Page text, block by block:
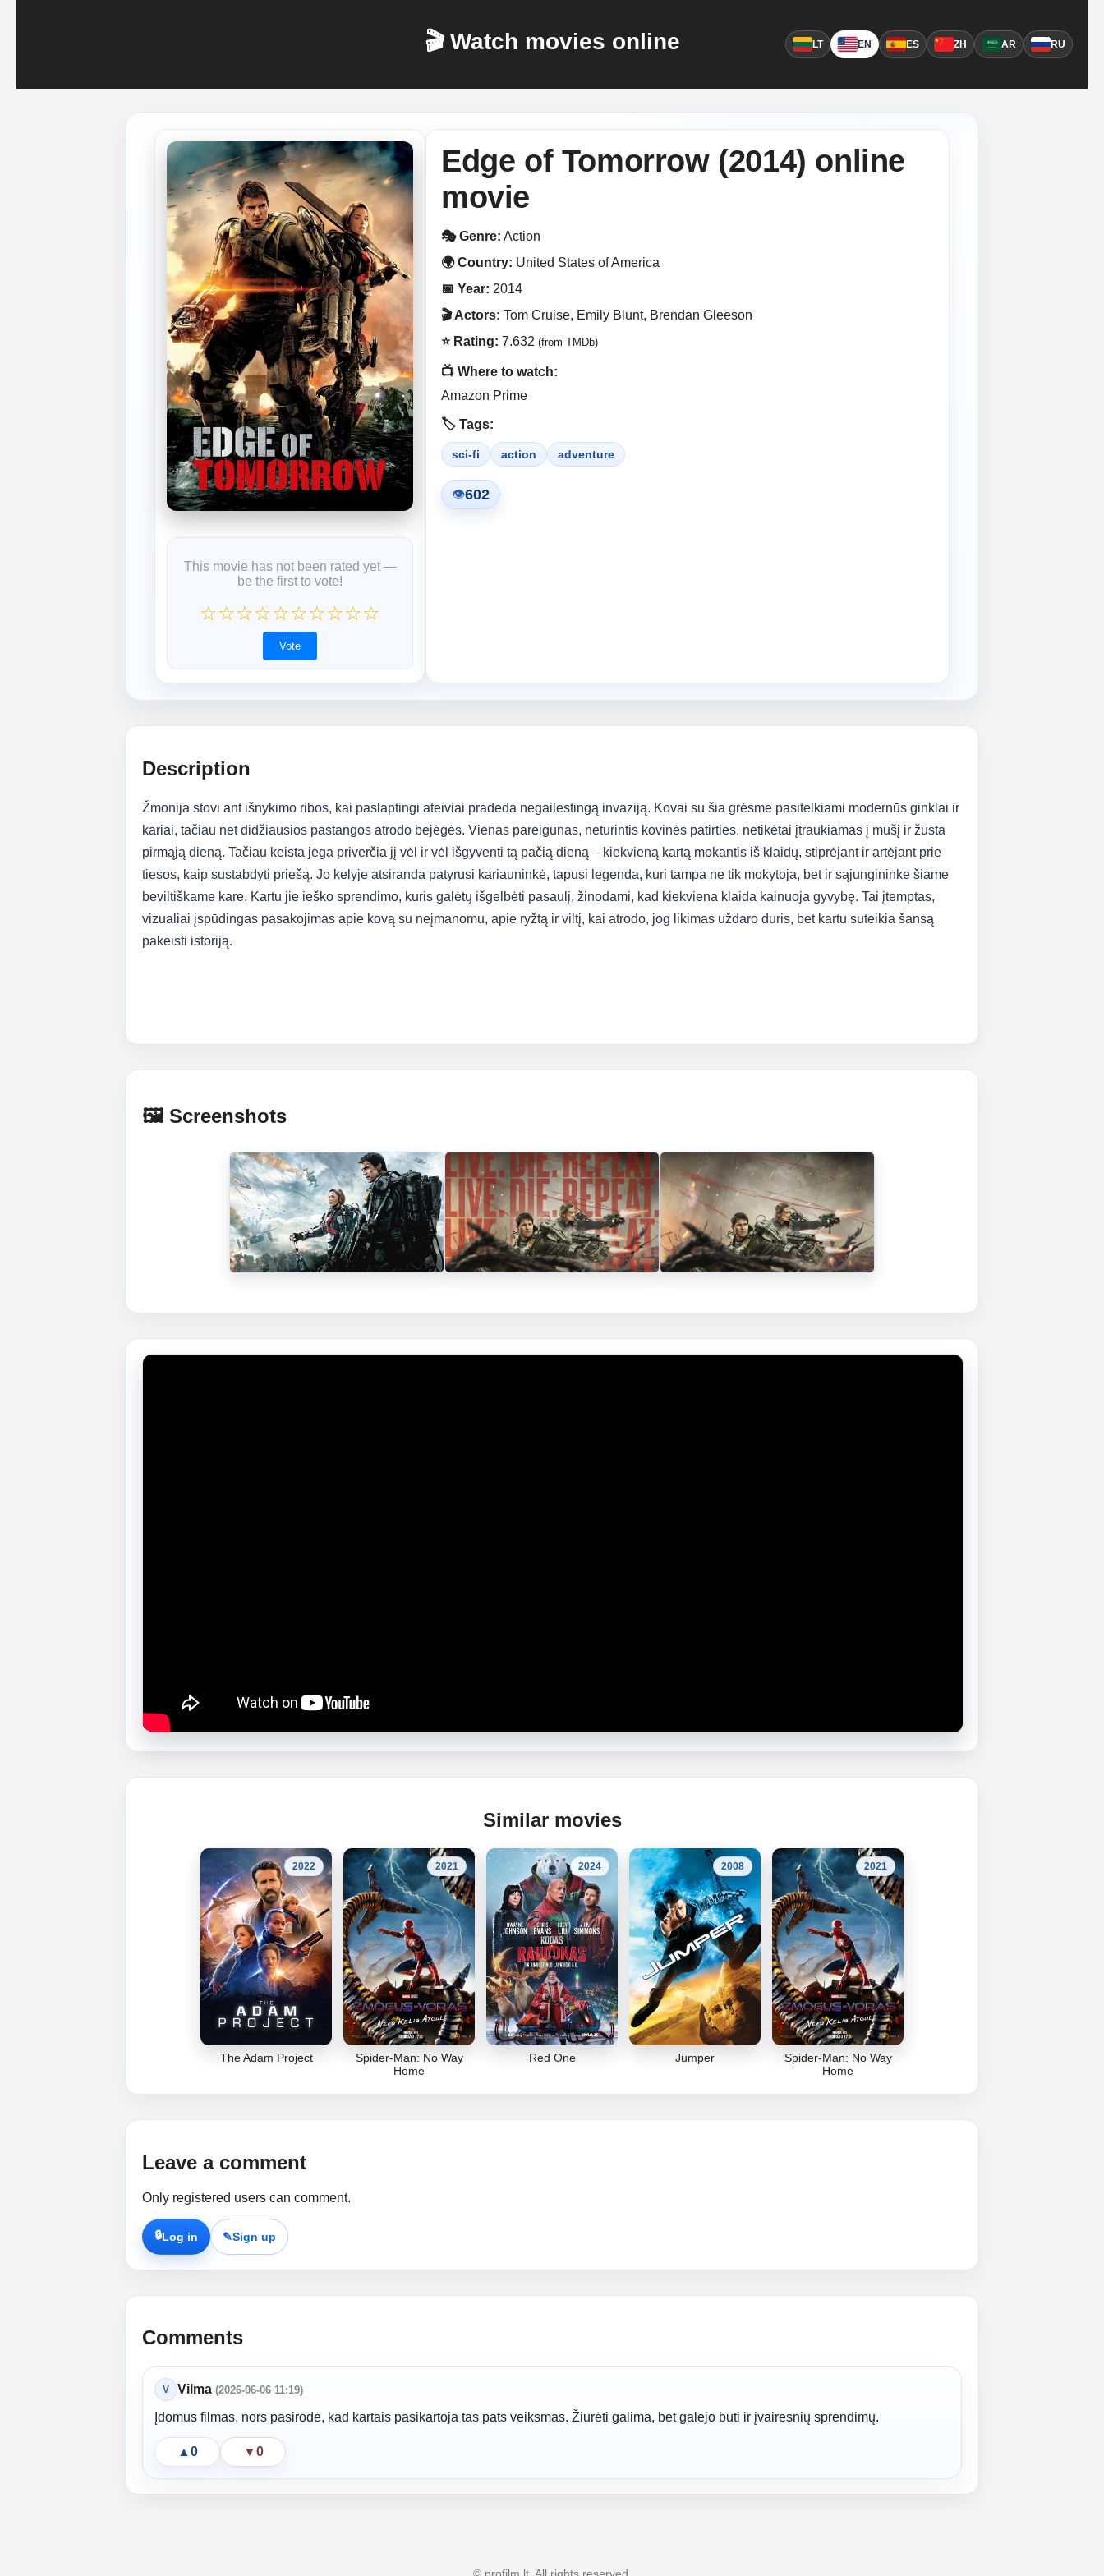
🎬 Watch movies online LT EN ES ZH AR RU
This movie has not been rated yet —
be the first to vote!
☆☆☆☆☆☆☆☆☆☆
Vote
Edge of Tomorrow (2014) online
movie
🎭 Genre: Action
🌍 Country: United States of America
📅 Year: 2014
🎬 Actors: Tom Cruise, Emily Blunt, Brendan Gleeson
⭐ Rating: 7.632 (from TMDb)
📺 Where to watch:
Amazon Prime
🏷️ Tags:
sci-fi action adventure
👁602
Description
Žmonija stovi ant išnykimo ribos, kai paslaptingi ateiviai pradeda negailestingą invaziją. Kovai su šia grėsme pasitelkiami modernūs ginklai ir
kariai, tačiau net didžiausios pastangos atrodo bejėgės. Vienas pareigūnas, neturintis kovinės patirties, netikėtai įtraukiamas į mūšį ir žūsta
pirmąją dieną. Tačiau keista jėga priverčia jį vėl ir vėl išgyventi tą pačią dieną – kiekvieną kartą mokantis iš klaidų, stiprėjant ir artėjant prie
tiesos, kaip sustabdyti priešą. Jo kelyje atsiranda patyrusi kariauninkė, tapusi legenda, kuri tampa ne tik mokytoja, bet ir sąjungininke šiame
beviltiškame kare. Kartu jie ieško sprendimo, kuris galėtų išgelbėti pasaulį, žinodami, kad kiekviena klaida kainuoja gyvybę. Tai įtemptas,
vizualiai įspūdingas pasakojimas apie kovą su neįmanomu, apie ryžtą ir viltį, kai atrodo, jog likimas uždaro duris, bet kartu suteikia šansą
pakeisti istoriją.
🖼️ Screenshots
Similar movies
2022
The Adam Project
2021
Spider-Man: No Way
Home
2024
Red One
2008
Jumper
2021
Spider‑Man: No Way
Home
Leave a comment
Only registered users can comment.
🔒Log in ✎Sign up
Comments
V Vilma (2026-06-06 11:19)
Įdomus filmas, nors pasirodė, kad kartais pasikartoja tas pats veiksmas. Žiūrėti galima, bet galėjo būti ir įvairesnių sprendimų.
▲ 0 ▼0